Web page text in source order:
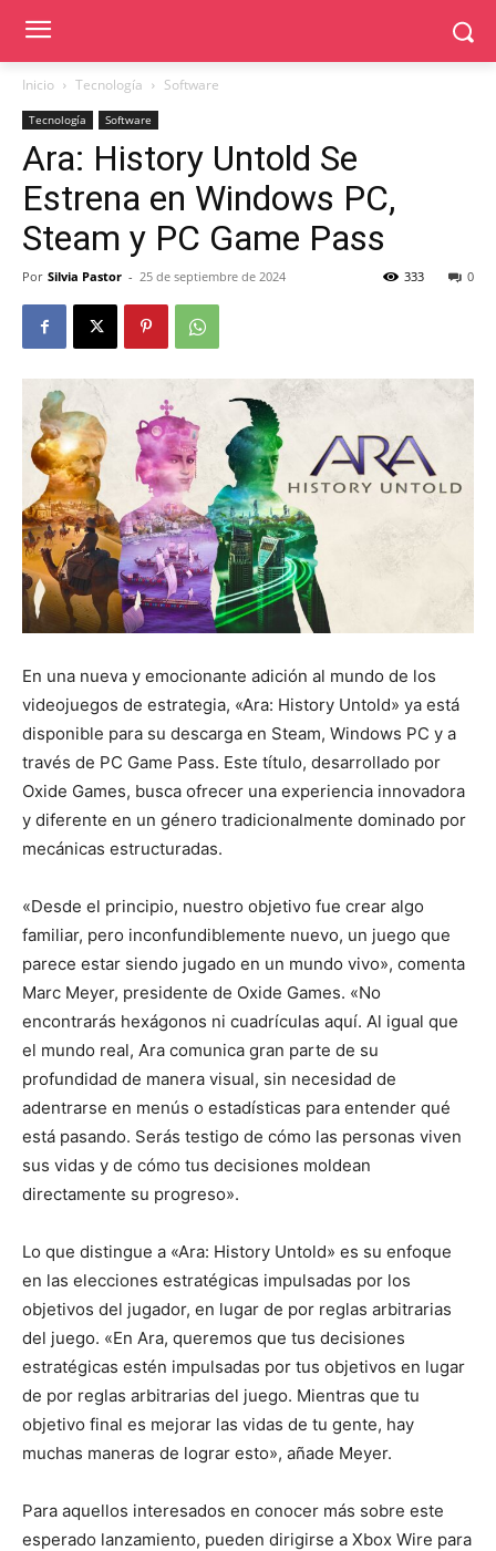
Inicio Tecnología Software
Tecnología Software
Ara: History Untold Se
Estrena en Windows PC,
Steam y PC Game Pass
Por Silvia Pastor - 25 de septiembre de 2024 0
333
En una nueva y emocionante adición al mundo de los
videojuegos de estrategia, «Ara: History Untold» ya está
disponible para su descarga en Steam, Windows PC y a
través de PC Game Pass. Este título, desarrollado por
Oxide Games, busca ofrecer una experiencia innovadora
y diferente en un género tradicionalmente dominado por
mecánicas estructuradas.
«Desde el principio, nuestro objetivo fue crear algo
familiar, pero inconfundiblemente nuevo, un juego que
parece estar siendo jugado en un mundo vivo», comenta
Marc Meyer, presidente de Oxide Games. «No
encontrarás hexágonos ni cuadrículas aquí. Al igual que
el mundo real, Ara comunica gran parte de su
profundidad de manera visual, sin necesidad de
adentrarse en menús o estadísticas para entender qué
está pasando. Serás testigo de cómo las personas viven
sus vidas y de cómo tus decisiones moldean
directamente su progreso».
Lo que distingue a «Ara: History Untold» es su enfoque
en las elecciones estratégicas impulsadas por los
objetivos del jugador, en lugar de por reglas arbitrarias
del juego. «En Ara, queremos que tus decisiones
estratégicas estén impulsadas por tus objetivos en lugar
de por reglas arbitrarias del juego. Mientras que tu
objetivo final es mejorar las vidas de tu gente, hay
muchas maneras de lograr esto», añade Meyer.
Para aquellos interesados en conocer más sobre este
esperado lanzamiento, pueden dirigirse a Xbox Wire para